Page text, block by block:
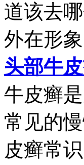
道该去
外在形
头部牛
牛皮癣
常见的
皮癣常